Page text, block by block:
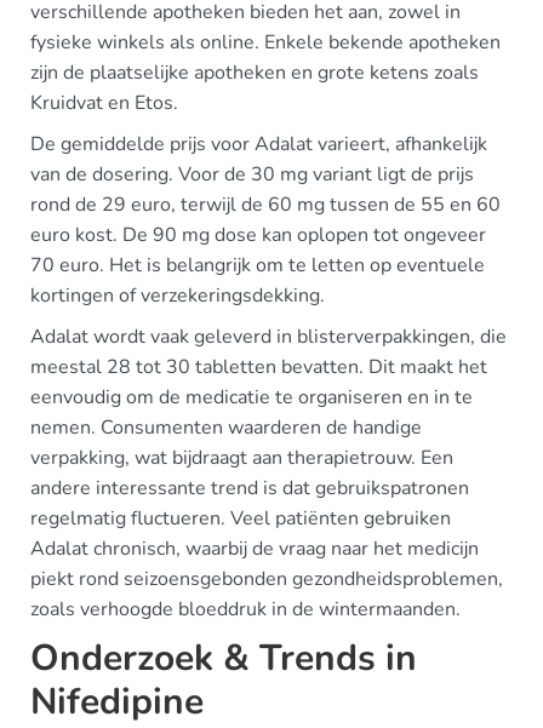
verschillende apotheken bieden het aan, zowel in
fysieke winkels als online. Enkele bekende apotheken
zijn de plaatselijke apotheken en grote ketens zoals
Kruidvat en Etos.
De gemiddelde prijs voor Adalat varieert, afhankelijk
van de dosering. Voor de 30 mg variant ligt de prijs
rond de 29 euro, terwijl de 60 mg tussen de 55 en 60
euro kost. De 90 mg dose kan oplopen tot ongeveer
70 euro. Het is belangrijk om te letten op eventuele
kortingen of verzekeringsdekking.
Adalat wordt vaak geleverd in blisterverpakkingen, die
meestal 28 tot 30 tabletten bevatten. Dit maakt het
eenvoudig om de medicatie te organiseren en in te
nemen. Consumenten waarderen de handige
verpakking, wat bijdraagt aan therapietrouw. Een
andere interessante trend is dat gebruikspatronen
regelmatig fluctueren. Veel patiënten gebruiken
Adalat chronisch, waarbij de vraag naar het medicijn
piekt rond seizoensgebonden gezondheidsproblemen,
zoals verhoogde bloeddruk in de wintermaanden.
Onderzoek & Trends in
Nifedipine